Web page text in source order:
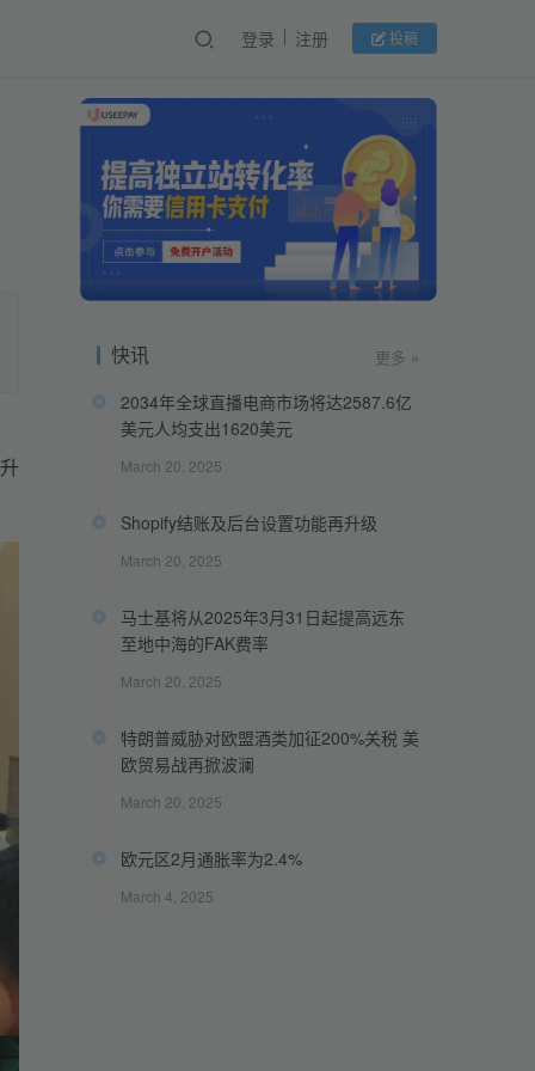
登录 注册 投稿
快讯 更多 »
2034年全球直播电商市场将达2587.6亿
美元人均支出1620美元
March 20, 2025
Shopify结账及后台设置功能再升级
March 20, 2025
马士基将从2025年3月31日起提高远东
至地中海的FAK费率
March 20, 2025
特朗普威胁对欧盟酒类加征200%关税 美
欧贸易战再掀波澜
March 20, 2025
欧元区2月通胀率为2.4%
March 4, 2025